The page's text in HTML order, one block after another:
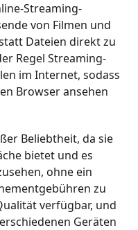
Streaming-
von Filmen und
Dateien direkt zu
Regel Streaming-
im Internet, sodass
Browser ansehen
Beliebtheit, da sie
bietet und es
ohne ein
zu
verfügbar, und
Geräten